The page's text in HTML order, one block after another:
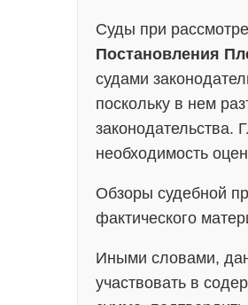
Суды при
Постановления
судами
поскольку в нем
законодательства.
необходимость
Обзоры судебной
фактического
Иными словами,
участвовать в